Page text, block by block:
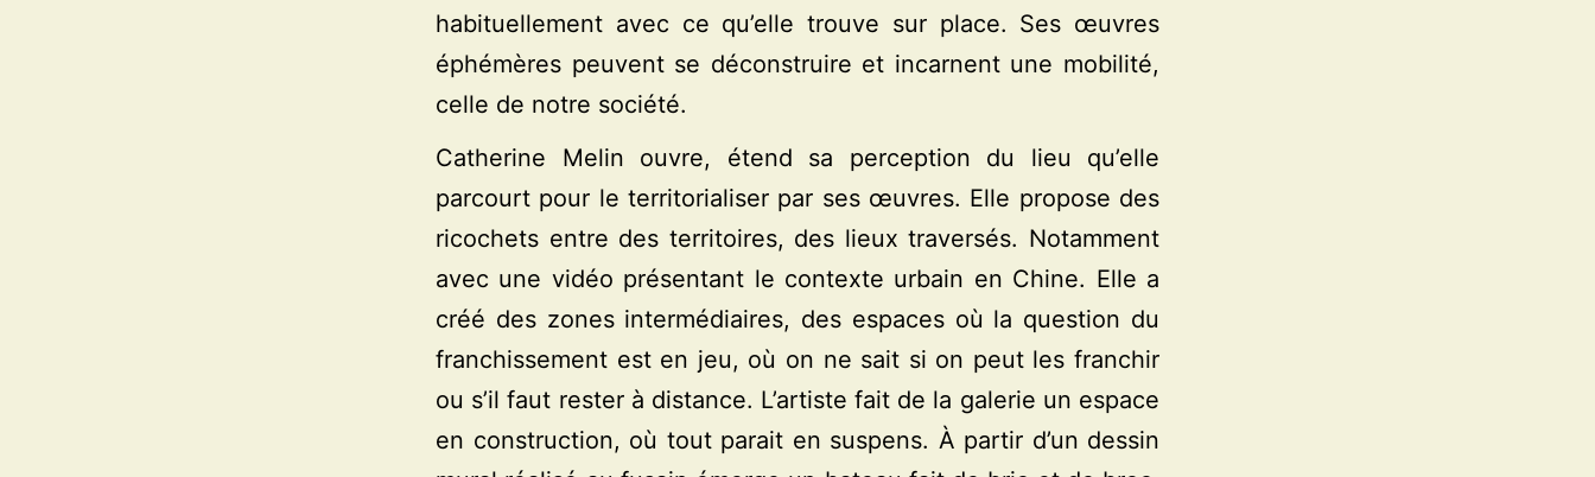
habituellement avec ce qu’elle trouve sur place. Ses œuvres
éphémères peuvent se déconstruire et incarnent une mobilité,
celle de notre société.
Catherine Melin ouvre, étend sa perception du lieu qu’elle
parcourt pour le territorialiser par ses œuvres. Elle propose des
ricochets entre des territoires, des lieux traversés. Notamment
avec une vidéo présentant le contexte urbain en Chine. Elle a
créé des zones intermédiaires, des espaces où la question du
franchissement est en jeu, où on ne sait si on peut les franchir
ou s’il faut rester à distance. L’artiste fait de la galerie un espace
en construction, où tout parait en suspens. À partir d’un dessin